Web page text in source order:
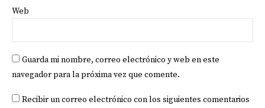
Web
Guarda mi nombre, correo electrónico y web en este
navegador para la próxima vez que comente.
Recibir un correo electrónico con los siguientes comentarios